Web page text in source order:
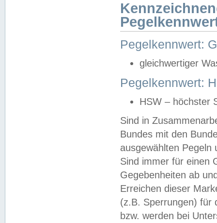
Pegelkennwert:
gleichwertiger
Pegelkennwert:
HSW – höchster
Sind in
Bundes mit den
ausgewählten
Sind immer für einen
Gegebenheiten ab
Erreichen dieser
(z.B. Sperrungen) für
bzw. werden bei